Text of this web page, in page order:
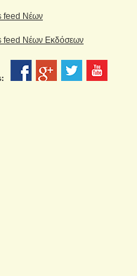
feed Νέων
feed Νέων Εκδόσεων